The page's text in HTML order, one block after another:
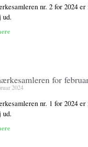
nr. 2 for 2024
ud.
for
2024
nr. 1 for 2024
ud.